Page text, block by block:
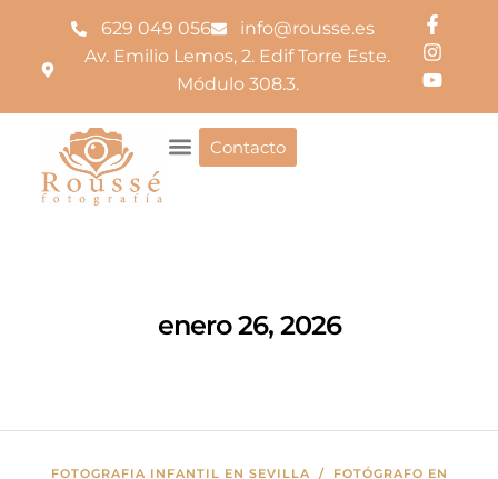
629 049 056
info@rousse.es
Av. Emilio Lemos, 2. Edif Torre Este.
Módulo 308.3.
Contacto
enero 26, 2026
FOTOGRAFIA INFANTIL EN SEVILLA /
FOTÓGRAFO EN